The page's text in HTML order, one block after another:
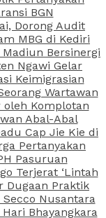
BGN
Dorong Audit
MBG di Kediri
Bersinergi
Ngawi Gelar
Keimigrasian
Wartawan
oleh Komplotan
Abal-Abal
Cap Jie Kie di
Pertanyakan
Pasuruan
Terjerat ‘Lintah
Dugaan Praktik
Nusantara
Bhayangkara